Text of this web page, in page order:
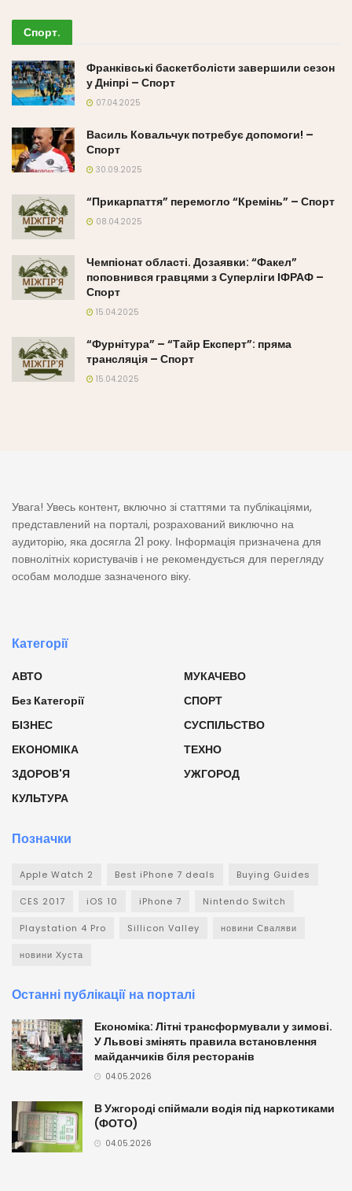
Спорт.
Франківські баскетболісти завершили сезон
у Дніпрі – Спорт
07.04.2025
Василь Ковальчук потребує допомоги! –
Спорт
30.09.2025
“Прикарпаття” перемогло “Кремінь” – Спорт
08.04.2025
Чемпіонат області. Дозаявки: “Факел”
поповнився гравцями з Суперліги ІФРАФ –
Спорт
15.04.2025
“Фурнітура” – “Тайр Експерт”: пряма
трансляція – Спорт
15.04.2025
Увага! Увесь контент, включно зі статтями та публікаціями,
представлений на порталі, розрахований виключно на
аудиторію, яка досягла 21 року. Інформація призначена для
повнолітніх користувачів і не рекомендується для перегляду
особам молодше зазначеного віку.
Категорії
АВТО
Без Категорії
БІЗНЕС
ЕКОНОМІКА
ЗДОРОВ'Я
КУЛЬТУРА
МУКАЧЕВО
СПОРТ
СУСПІЛЬСТВО
ТЕХНО
УЖГОРОД
Позначки
Apple Watch 2 Best iPhone 7 deals Buying Guides
CES 2017 iOS 10 iPhone 7 Nintendo Switch
Playstation 4 Pro Sillicon Valley новини Сваляви
новини Хуста
Останні публікації на порталі
Економіка: Літні трансформували у зимові.
У Львові змінять правила встановлення
майданчиків біля ресторанів
04.05.2026
В Ужгороді спіймали водія під наркотиками
(ФОТО)
04.05.2026